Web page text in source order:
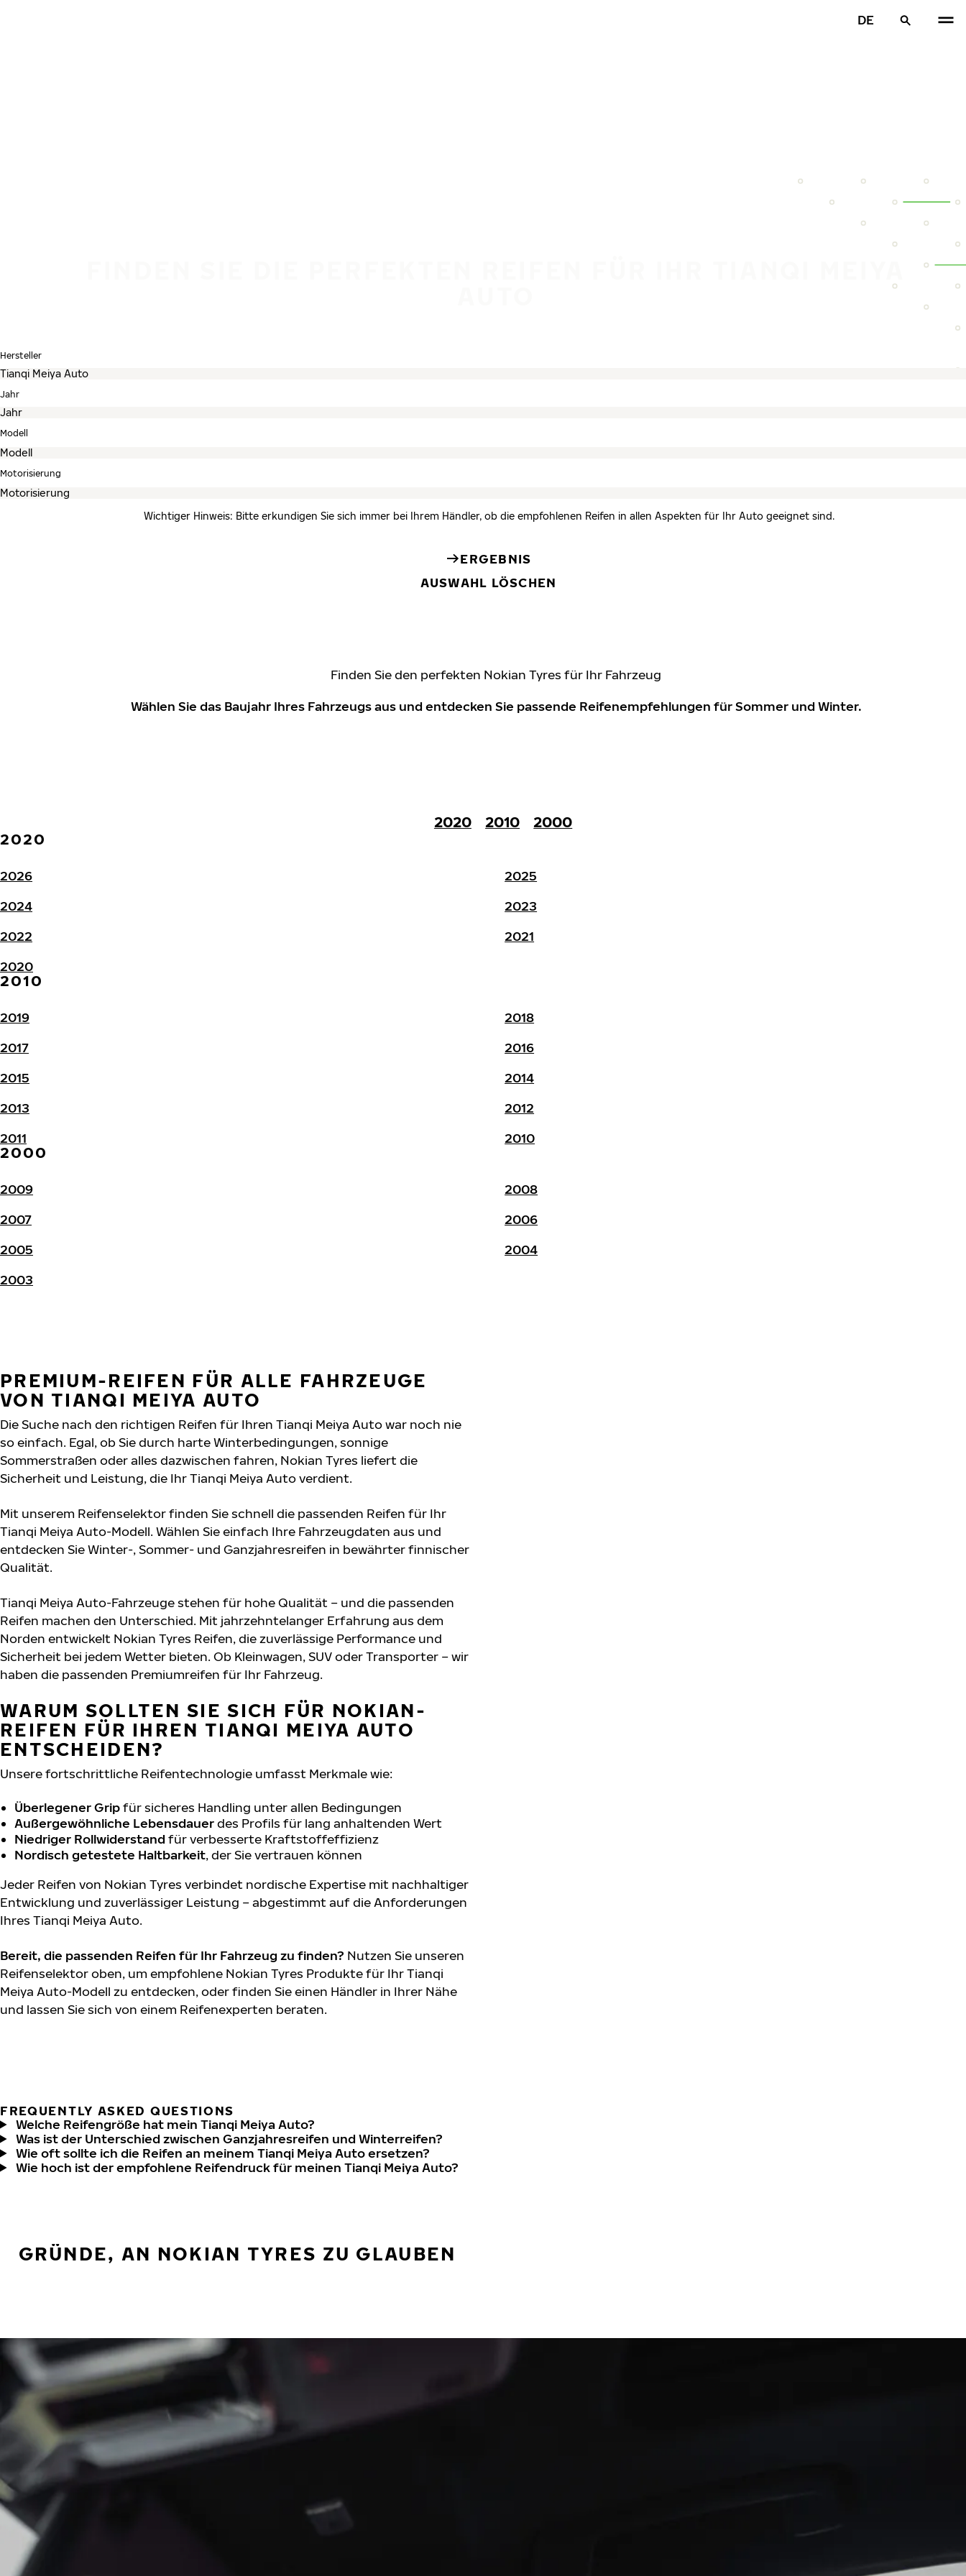
DE
Hersteller
Jahr
Modell
Motorisierung
Wichtiger Hinweis: Bitte erkundigen Sie sich immer bei Ihrem Händler, ob die empfohlenen Reifen in allen Aspekten für Ihr Auto geeignet sind.
ERGEBNIS
AUSWAHL LÖSCHEN
Finden Sie den perfekten Nokian Tyres für Ihr Fahrzeug
Wählen Sie das Baujahr Ihres Fahrzeugs aus und entdecken Sie passende Reifenempfehlungen für Sommer und Winter.
2020 2010
2000
2020
2026
2025
2024
2023
2022
2021
2020
2010
2019
2018
2017
2016
2015
2014
2013
2012
2011
2010
2000
2009
2008
2007
2006
2005
2004
2003
PREMIUM-REIFEN FÜR ALLE FAHRZEUGE
VON TIANQI MEIYA AUTO
Die Suche nach den richtigen Reifen für Ihren Tianqi Meiya Auto war noch nie
so einfach. Egal, ob Sie durch harte Winterbedingungen, sonnige
Sommerstraßen oder alles dazwischen fahren, Nokian Tyres liefert die
Sicherheit und Leistung, die Ihr Tianqi Meiya Auto verdient.
Mit unserem Reifenselektor finden Sie schnell die passenden Reifen für Ihr
Tianqi Meiya Auto-Modell. Wählen Sie einfach Ihre Fahrzeugdaten aus und
entdecken Sie Winter-, Sommer- und Ganzjahresreifen in bewährter finnischer
Qualität.
Tianqi Meiya Auto-Fahrzeuge stehen für hohe Qualität – und die passenden
Reifen machen den Unterschied. Mit jahrzehntelanger Erfahrung aus dem
Norden entwickelt Nokian Tyres Reifen, die zuverlässige Performance und
Sicherheit bei jedem Wetter bieten. Ob Kleinwagen, SUV oder Transporter – wir
haben die passenden Premiumreifen für Ihr Fahrzeug.
WARUM SOLLTEN SIE SICH FÜR NOKIAN-
REIFEN FÜR IHREN TIANQI MEIYA AUTO
ENTSCHEIDEN?
Unsere fortschrittliche Reifentechnologie umfasst Merkmale wie:
Überlegener Gripfür sicheres Handling unter allen Bedingungen
Außergewöhnliche Lebensdauerdes Profils für lang anhaltenden Wert
Niedriger Rollwiderstand für verbesserte Kraftstoffeffizienz
Nordisch getestete Haltbarkeit, der Sie vertrauen können
Jeder Reifen von Nokian Tyres verbindet nordische Expertise mit nachhaltiger
Entwicklung und zuverlässiger Leistung – abgestimmt auf die Anforderungen
Ihres Tianqi Meiya Auto.
Bereit, die passenden Reifen für Ihr Fahrzeug zu finden? Nutzen Sie unseren
Reifenselektor oben, um empfohlene Nokian Tyres Produkte für Ihr Tianqi
Meiya Auto-Modell zu entdecken, oder finden Sie einen Händler in Ihrer Nähe
und lassen Sie sich von einem Reifenexperten beraten.
FREQUENTLY ASKED QUESTIONS
Welche Reifengröße hat mein Tianqi Meiya Auto?
Was ist der Unterschied zwischen Ganzjahresreifen und Winterreifen?
Wie oft sollte ich die Reifen an meinem Tianqi Meiya Auto ersetzen?
Wie hoch ist der empfohlene Reifendruck für meinen Tianqi Meiya Auto?
GRÜNDE, AN NOKIAN TYRES ZU GLAUBEN